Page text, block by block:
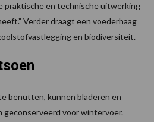
praktische en technische uitwerking
Verder draagt een voederhaag
en biodiversiteit.
benutten, kunnen bladeren en
voor wintervoer.